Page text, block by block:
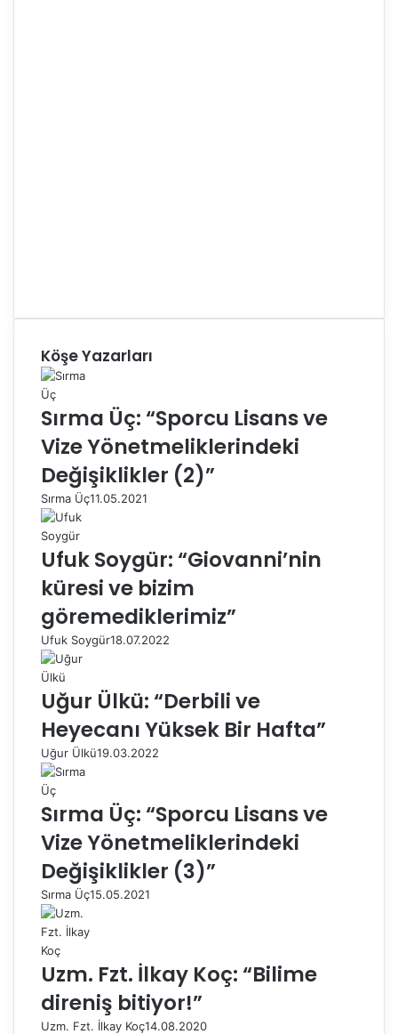
Köşe Yazarları
Sırma Üç: “Sporcu Lisans ve
Vize Yönetmeliklerindeki
Değişiklikler (2)”
Sırma Üç11.05.2021
Ufuk Soygür: “Giovanni’nin
küresi ve bizim
göremediklerimiz”
Ufuk Soygür18.07.2022
Uğur Ülkü: “Derbili ve
Heyecanı Yüksek Bir Hafta”
Uğur Ülkü19.03.2022
Sırma Üç: “Sporcu Lisans ve
Vize Yönetmeliklerindeki
Değişiklikler (3)”
Sırma Üç15.05.2021
Uzm. Fzt. İlkay Koç: “Bilime
direniş bitiyor!”
Uzm. Fzt. İlkay Koç14.08.2020